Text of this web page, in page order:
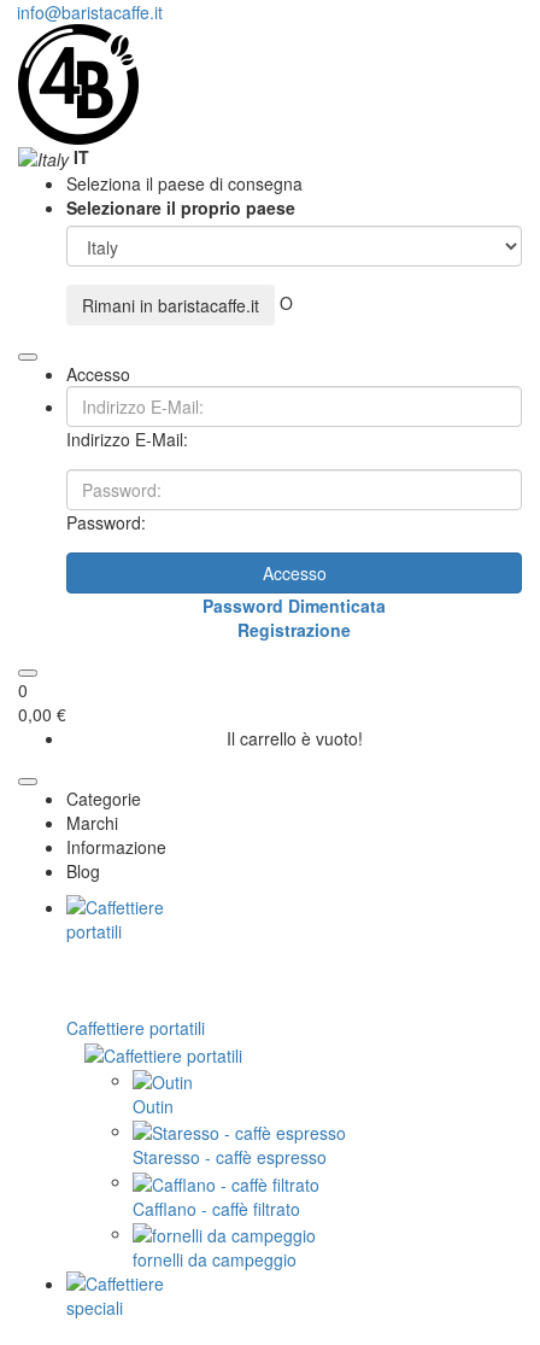
info@baristacaffe.it
IT
Seleziona il paese di consegna
Selezionare il proprio paese
Rimani in baristacaffe.it O
Accesso
Indirizzo E-Mail:
Password:
Accesso
Password Dimenticata
Registrazione
0
0,00 €
Il carrello è vuoto!
Categorie
Marchi
Informazione
Blog
Caffettiere portatili
Outin
Staresso - caffè espresso
Cafflano - caffè filtrato
fornelli da campeggio